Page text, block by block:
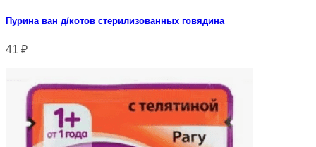
Пурина ван д/котов стерилизованных говядина
41 ₽